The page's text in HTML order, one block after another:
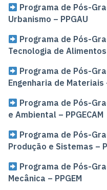
Programa de Pós-
Urbanismo – PPGAU
Programa de Pós-
Tecnologia de Alimentos
Programa de Pós-
Engenharia de Materiais
Programa de Pós-
e Ambiental – PPGECAM
Programa de Pós-
Produção e Sistemas –
Programa de Pós-
Mecânica – PPGEM